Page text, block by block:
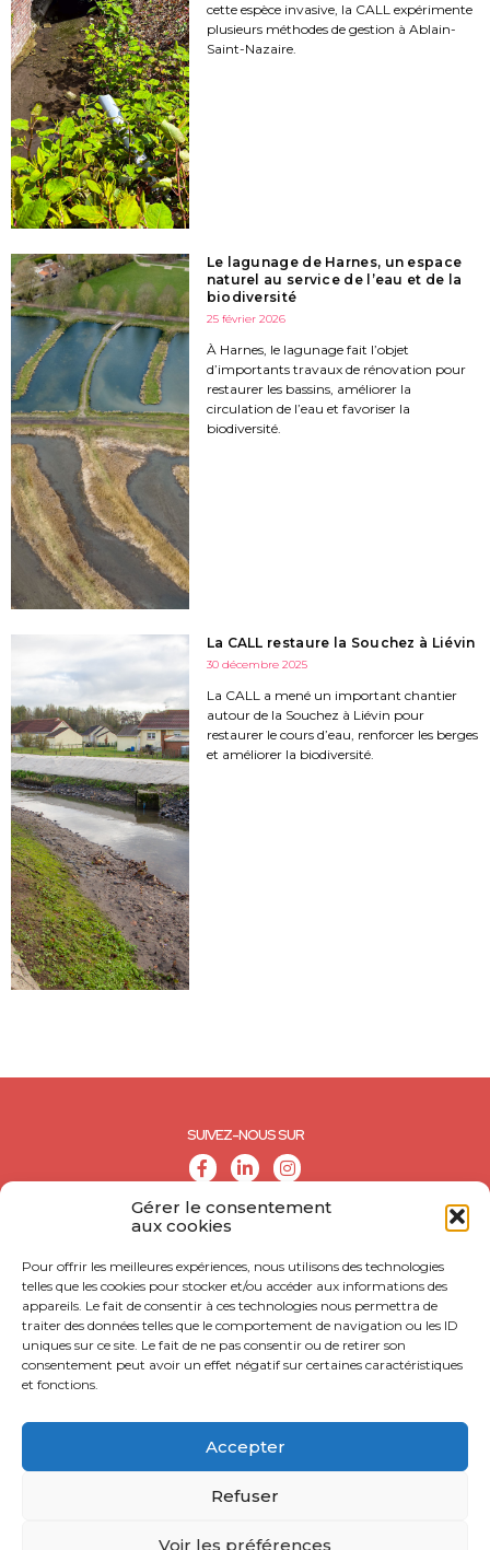
Gérer le consentement
aux cookies
Pour offrir les meilleures expériences, nous utilisons des technologies
telles que les cookies pour stocker et/ou accéder aux informations des
appareils. Le fait de consentir à ces technologies nous permettra de
traiter des données telles que le comportement de navigation ou les ID
uniques sur ce site. Le fait de ne pas consentir ou de retirer son
consentement peut avoir un effet négatif sur certaines caractéristiques
et fonctions.
Accepter
Refuser
Voir les préférences
cette espèce invasive, la CALL expérimente
plusieurs méthodes de gestion à Ablain-
Saint-Nazaire.
Le lagunage de Harnes, un espace
naturel au service de l’eau et de la
biodiversité
25 février 2026
À Harnes, le lagunage fait l’objet
d’importants travaux de rénovation pour
restaurer les bassins, améliorer la
circulation de l’eau et favoriser la
biodiversité.
La CALL restaure la Souchez à Liévin
30 décembre 2025
La CALL a mené un important chantier
autour de la Souchez à Liévin pour
restaurer le cours d’eau, renforcer les berges
et améliorer la biodiversité.
SUIVEZ-NOUS SUR
CONTACT
MENTIONS LÉGALES